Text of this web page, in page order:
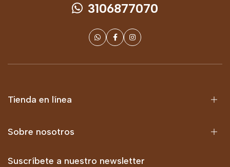
3106877070
Tienda en línea
Sobre nosotros
Suscríbete a nuestro newsletter